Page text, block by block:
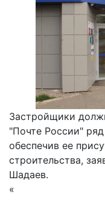
Застройщики
"Почте России"
обеспечив ее
строительства,
Шадаев.
«